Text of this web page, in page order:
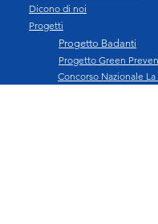
Dicono di noi
Progetti
Progetto Badanti
Progetto Green
Concorso Nazionale
Marinaio